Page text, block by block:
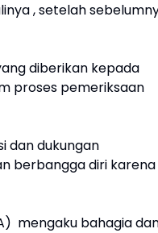
, setelah
diberikan kepada
proses pemeriksaan
dan dukungan
berbangga diri karena
mengaku bahagia